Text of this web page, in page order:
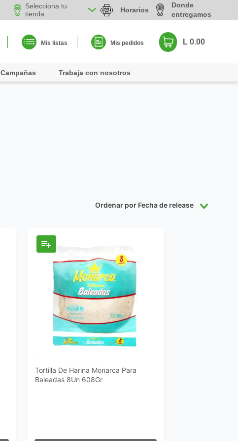
Selecciona tu
tienda
Horarios
Donde
entregamos
Mis listas Mis pedidos L 0.00
Campañas Trabaja con nosotros
Ordenar por Fecha de release
Tortilla De Harina Monarca Para
Baleadas 8Un 608Gr